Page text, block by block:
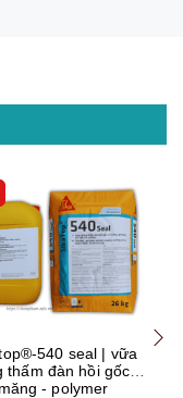
540 seal | vữa
thấm đàn hồi gốc xi
măng - polymer